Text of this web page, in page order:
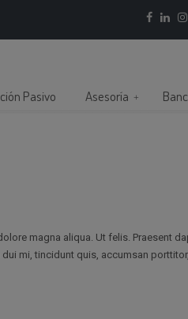
Pasivo Asesoría
magna aliqua. Ut felis. Praesent
mi, tincidunt quis, accumsan